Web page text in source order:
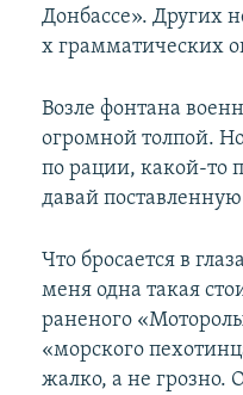
Донбассе». Других
х грамматических
Возле фонтана
огромной толпой.
по рации, какой-то
давай
Что бросается в
меня одна такая
раненого
«морского
жалко, а не грозно.